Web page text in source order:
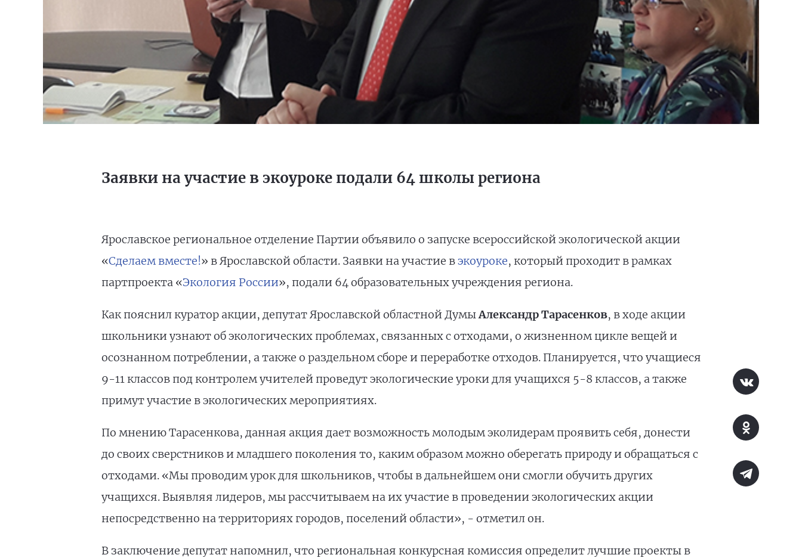
Заявки на участие в экоуроке подали 64 школы региона
Ярославское региональное отделение Партии объявило о запуске всероссийской экологической акции
«Сделаем вместе!» в Ярославской области. Заявки на участие вэкоуроке, который проходит в рамках
партпроекта «Экология России», подали 64 образовательных учреждения региона.
Как пояснил куратор акции, депутат Ярославской областной ДумыАлександр Тарасенков, в ходе акции
школьники узнают об экологических проблемах, связанных с отходами, о жизненном цикле вещей и
осознанном потреблении, а также о раздельном сборе и переработке отходов. Планируется, что учащиеся
9-11 классов под контролем учителей проведут экологические уроки для учащихся 5-8 классов, а также
примут участие в экологических мероприятиях.
По мнению Тарасенкова, данная акция дает возможность молодым эколидерам проявить себя, донести
до своих сверстников и младшего поколения то, каким образом можно оберегать природу и обращаться с
отходами. «Мы проводим урок для школьников, чтобы в дальнейшем они смогли обучить других
учащихся. Выявляя лидеров, мы рассчитываем на их участие в проведении экологических акции
непосредственно на территориях городов, поселений области», - отметил он.
В заключение депутат напомнил, что региональная конкурсная комиссия определит лучшие проекты в